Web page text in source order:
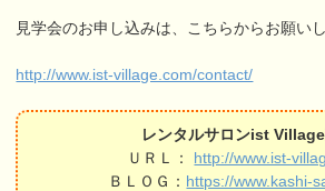
見学会のお申し込みは、こちらからお願いし
http://www.ist-village.com/contact/
レンタルサロンist
ＵＲＬ： http://www.ist-
ＢＬＯＧ： https://www.kashi-